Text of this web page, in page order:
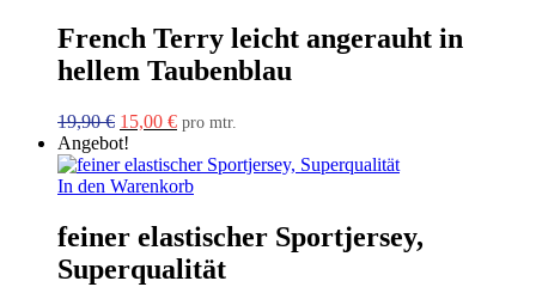
French Terry leicht angerauht in
hellem Taubenblau
19,90€ Ursprünglicher
Preis
war:
19,90 €
15,00 €Aktueller
ist:
15,00 €.
pro mtr.
Angebot!
In den Warenkorb
feiner elastischer Sportjersey,
Superqualität